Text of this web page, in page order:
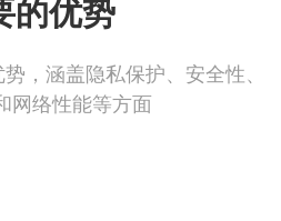
的优势
，涵盖隐私保护、安全性、
网络性能等方面